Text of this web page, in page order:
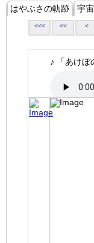
はやぶさの軌跡 宇
<<< << <
♪ 「あけぼ